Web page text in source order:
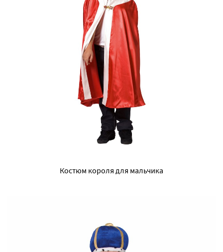
Костюм короля для мальчика